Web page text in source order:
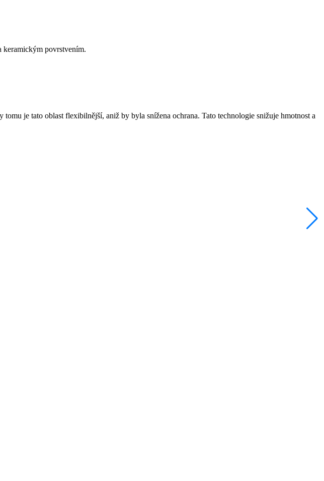
keramickým povrstvením.
je tato oblast flexibilnější, aniž by byla snížena ochrana. Tato technologie snižuje hmotnost a